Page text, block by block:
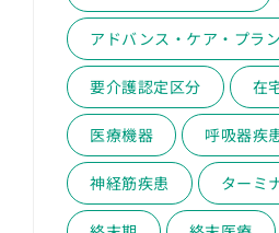
アドバンス・ケア・プラ
要介護認定区分 在
医療機器 呼吸器疾
神経筋疾患 ターミ